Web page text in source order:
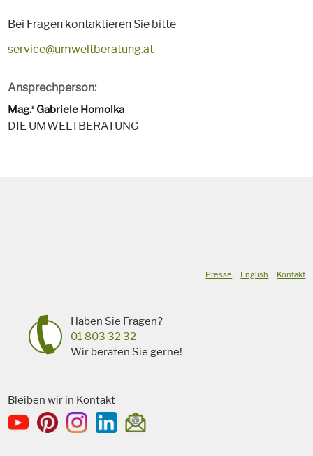
Bei Fragen kontaktieren Sie bitte
service@umweltberatung.at
Ansprechperson:
Mag.aGabriele Homolka
DIE UMWELTBERATUNG
Presse English Kontakt
Haben Sie Fragen?
01 803 32 32
Wir beraten Sie gerne!
Bleiben wir in Kontakt